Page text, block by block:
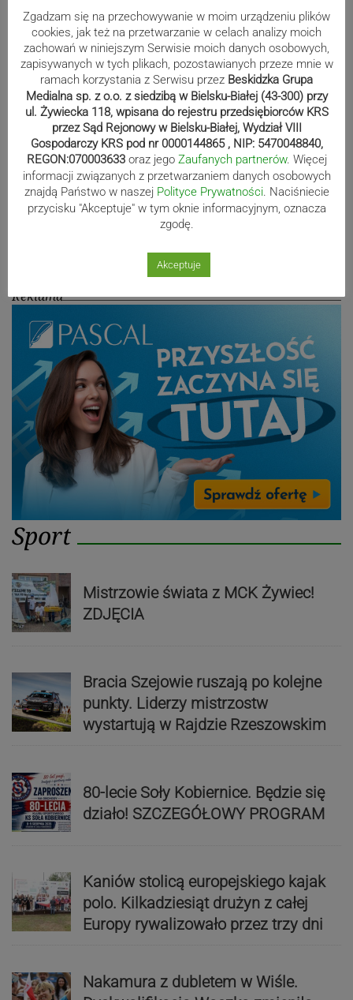
Kolorowe mozaiki ozdobiły bielskie
chodniki. Gdzie ich szukać?
Haftem zapisuje żywiecką historię.
Twórczyni z pasją i wielkim talentem
Udany finał poszukiwań. Senior
został odnaleziony
Reklama
Sport
Mistrzowie świata z MCK Żywiec!
ZDJĘCIA
Bracia Szejowie ruszają po kolejne
punkty. Liderzy mistrzostw
wystartują w Rajdzie Rzeszowskim
80-lecie Soły Kobiernice. Będzie się
działo! SZCZEGÓŁOWY PROGRAM
Kaniów stolicą europejskiego kajak
polo. Kilkadziesiąt drużyn z całej
Europy rywalizowało przez trzy dni
Nakamura z dubletem w Wiśle.
Zgadzam się na przechowywanie w moim urządzeniu plików
cookies, jak też na przetwarzanie w celach analizy moich
zachowań w niniejszym Serwisie moich danych osobowych,
zapisywanych w tych plikach, pozostawianych przeze mnie w
ramach korzystania z Serwisu przez Beskidzka Grupa
Medialna sp. z o.o. z siedzibą w Bielsku-Białej (43-300) przy
ul. Żywiecka 118, wpisana do rejestru przedsiębiorców KRS
przez Sąd Rejonowy w Bielsku-Białej, Wydział VIII
Gospodarczy KRS pod nr 0000144865 , NIP: 5470048840,
REGON:070003633 oraz jego Zaufanych partnerów. Więcej
informacji związanych z przetwarzaniem danych osobowych
znajdą Państwo w naszej Polityce Prywatności. Naciśniecie
przycisku "Akceptuje" w tym oknie informacyjnym, oznacza
zgodę.
Akceptuje